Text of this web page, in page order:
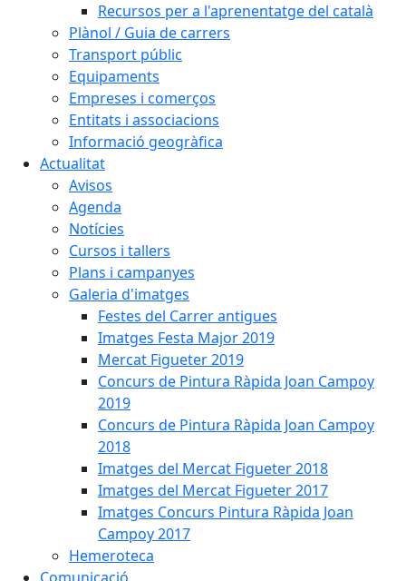
Recursos per a l'aprenentatge del català
Plànol / Guia de carrers
Transport públic
Equipaments
Empreses i comerços
Entitats i associacions
Informació geogràfica
Actualitat
Avisos
Agenda
Notícies
Cursos i tallers
Plans i campanyes
Galeria d'imatges
Festes del Carrer antigues
Imatges Festa Major 2019
Mercat Figueter 2019
Concurs de Pintura Ràpida Joan Campoy
2019
Concurs de Pintura Ràpida Joan Campoy
2018
Imatges del Mercat Figueter 2018
Imatges del Mercat Figueter 2017
Imatges Concurs Pintura Ràpida Joan
Campoy 2017
Hemeroteca